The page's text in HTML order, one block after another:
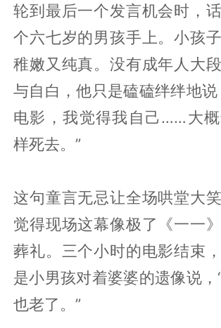
轮到最后一个发言机会时，
个六七岁的男孩手上。小孩
稚嫩又纯真。没有成年人大
与自白，他只是磕磕绊绊地说
电影，我觉得我自己……大
样死去。”
这句童言无忌让全场哄堂大
觉得现场这幕像极了《一一
葬礼。三个小时的电影结束
是小男孩对着婆婆的遗像说，
也老了。”